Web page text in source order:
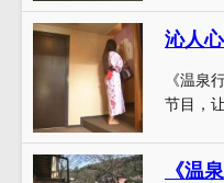
《温泉
节目，